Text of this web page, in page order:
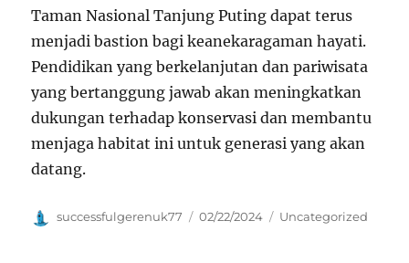
Taman Nasional Tanjung Puting dapat terus
menjadi bastion bagi keanekaragaman hayati.
Pendidikan yang berkelanjutan dan pariwisata
yang bertanggung jawab akan meningkatkan
dukungan terhadap konservasi dan membantu
menjaga habitat ini untuk generasi yang akan
datang.
Author
successfulgerenuk77
Posted
02/22/2024 Categories
Uncategorized